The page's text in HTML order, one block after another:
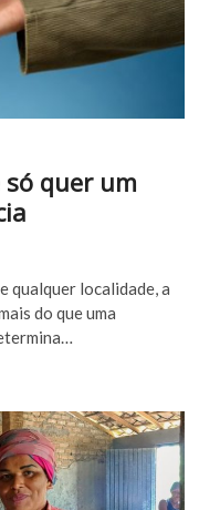
quer um
qualquer localidade, a
do que uma